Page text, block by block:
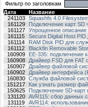
Фильтр по заголовкам
Дата
Название
241103
Squashfs 4.0
161129
Подключение карт SD
161127
Упрощенное описание
161115
Secure Digital Host
161114
RAM Disk PID для
161112
Blackfin Removable
160909
EE-335: подключение
160908
Драйвер FSD для FAT
160907
Драйвер файловой
160902
Драйвер интерфейса
160830 Служба файловой
151217
Как узнать размер
150625
Подключение SD-карт
131120
AVR115: сбор данных
131119
AVR114: